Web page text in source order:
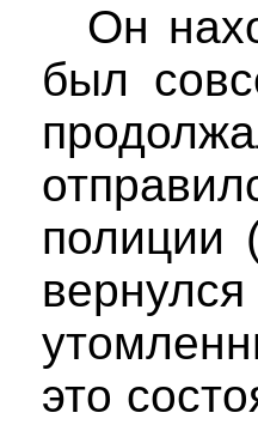
Он
был
полиции
это